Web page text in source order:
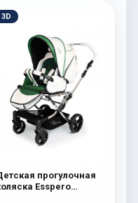
3D
прогулочная
Esspero